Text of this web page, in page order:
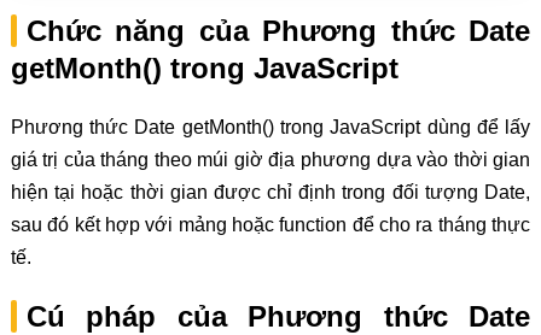
Chức năng của Phương thức Date
getMonth() trong JavaScript
Phương thức Date getMonth() trong JavaScript dùng để lấy
giá trị của tháng theo múi giờ địa phương dựa vào thời gian
hiện tại hoặc thời gian được chỉ định trong đối tượng Date,
sau đó kết hợp với mảng hoặc function để cho ra tháng thực
tế.
Cú pháp của Phương thức Date